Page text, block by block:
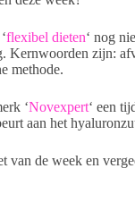
flexibel dieten‘ nog
Kernwoorden zijn:
methode.
‘Novexpert‘ een
aan het
van de week en